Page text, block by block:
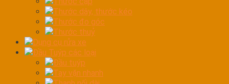
Thước dây, thước kéo
Thước đo góc
Thước thuỷ
Dụng cụ rửa xe
Đầu Tuýp các loại
Đầu tuýp
Tay vặn nhanh